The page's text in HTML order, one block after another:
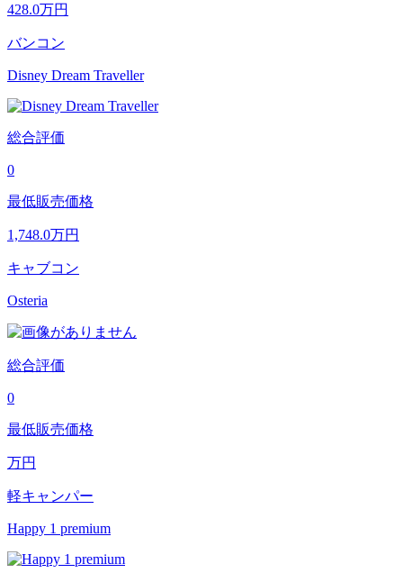
428.0万円
バンコン
Disney Dream Traveller
総合評価
0
最低販売価格
1,748.0万円
キャブコン
Osteria
総合評価
0
最低販売価格
万円
軽キャンパー
Happy 1 premium